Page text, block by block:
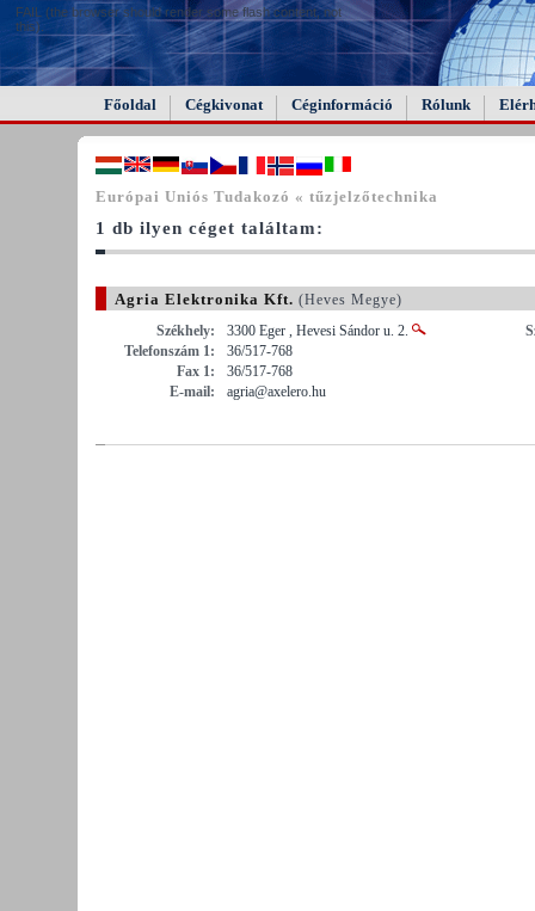
FAIL (the browser should render some flash content, not
this).
Főoldal Cégkivonat Céginformáció Rólunk
Európai Uniós Tudakozó « tűzjelzőtechnika
1 db ilyen céget találtam:
Agria Elektronika Kft. (Heves Megye)
Székhely:
3300 Eger , Hevesi Sándor u. 2.
Telefonszám 1:
36/517-768
Fax 1:
36/517-768
E-mail:
agria@axelero.hu